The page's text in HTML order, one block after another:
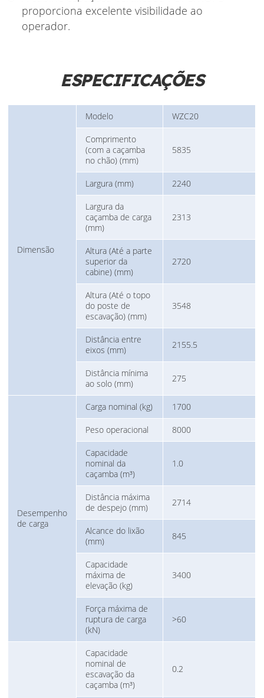
proporciona excelente visibilidade ao
operador.
ESPECIFICAÇÕES
Dimensão
Modelo WZC20
Comprimento
(com a caçamba
no chão) (mm)
5835
Largura (mm) 2240
Largura da
caçamba de carga
(mm)
2313
Altura (Até a parte
superior da
cabine) (mm)
2720
Altura (Até o topo
do poste de
escavação) (mm)
3548
Distância entre
eixos (mm)
2155.5
Distância mínima
ao solo (mm)
275
Desempenho
de carga
Carga nominal (kg) 1700
Peso operacional 8000
Capacidade
nominal da
caçamba (m³)
1.0
Distância máxima
de despejo (mm)
2714
Alcance do lixão
(mm)
845
Capacidade
máxima de
elevação (kg)
3400
Força máxima de
ruptura de carga
(kN)
>60
Capacidade
nominal de
escavação da
caçamba (m³)
0.2